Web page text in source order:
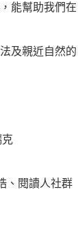
能幫助我們在
及親近自然的
克
、閱讀人社群